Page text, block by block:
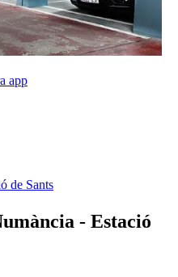
app
de Sants
- Estació